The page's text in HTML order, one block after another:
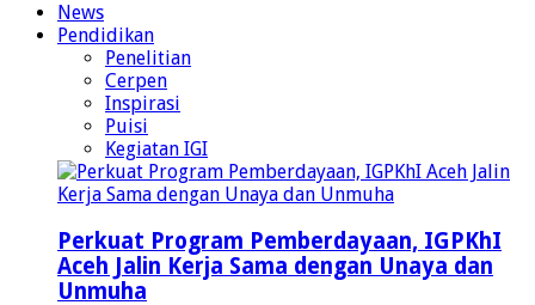
News
Pendidikan
Penelitian
Cerpen
Inspirasi
Puisi
Kegiatan IGI
Perkuat Program Pemberdayaan, IGPKhI
Aceh Jalin Kerja Sama dengan Unaya dan
Unmuha